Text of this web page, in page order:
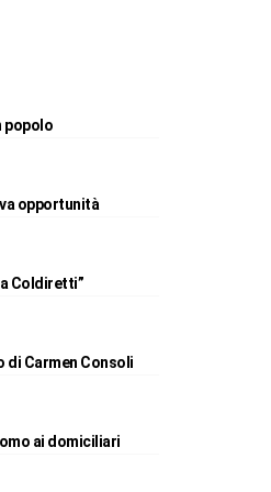
popolo
opportunità
Coldiretti”
Carmen Consoli
ai domiciliari